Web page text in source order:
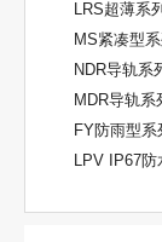
LRS超薄系
MS紧凑型
NDR导轨系
MDR导轨系
FY防雨型系
LPV IP67防